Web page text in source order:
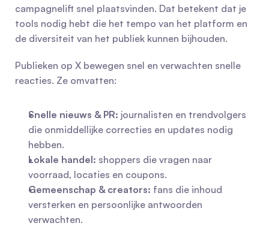
campagnelift snel plaatsvinden. Dat betekent dat je
tools nodig hebt die het tempo van het platform en
de diversiteit van het publiek kunnen bijhouden.
Publieken op X bewegen snel en verwachten snelle
reacties. Ze omvatten:
Snelle nieuws & PR: journalisten en trendvolgers
die onmiddellijke correcties en updates nodig
hebben.
Lokale handel: shoppers die vragen naar
voorraad, locaties en coupons.
Gemeenschap & creators: fans die inhoud
versterken en persoonlijke antwoorden
verwachten.